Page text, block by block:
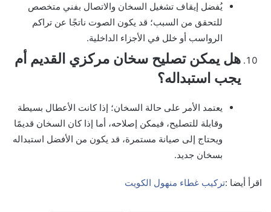
يُفضل إيقاف تشغيل السخان والاتصال بفني متخصص
للتحقق من السبب؛ قد يكون الصوت ناتجًا عن تراكم
الرواسب أو خلل في الأجزاء الداخلية.
هل يمكن تصليح سخان مركزي القديم أم
يجب استبداله؟
يعتمد الأمر على حالة السخان؛ إذا كانت الأعطال بسيطة
وقابلة للتصليح، فيمكن إصلاحه، أما إذا كان السخان قديمًا
ويحتاج إلى صيانة مستمرة، قد يكون من الأفضل استبداله
بسخان جديد.
اقرأ أيضا :تركيب غطاء منهول الكويت